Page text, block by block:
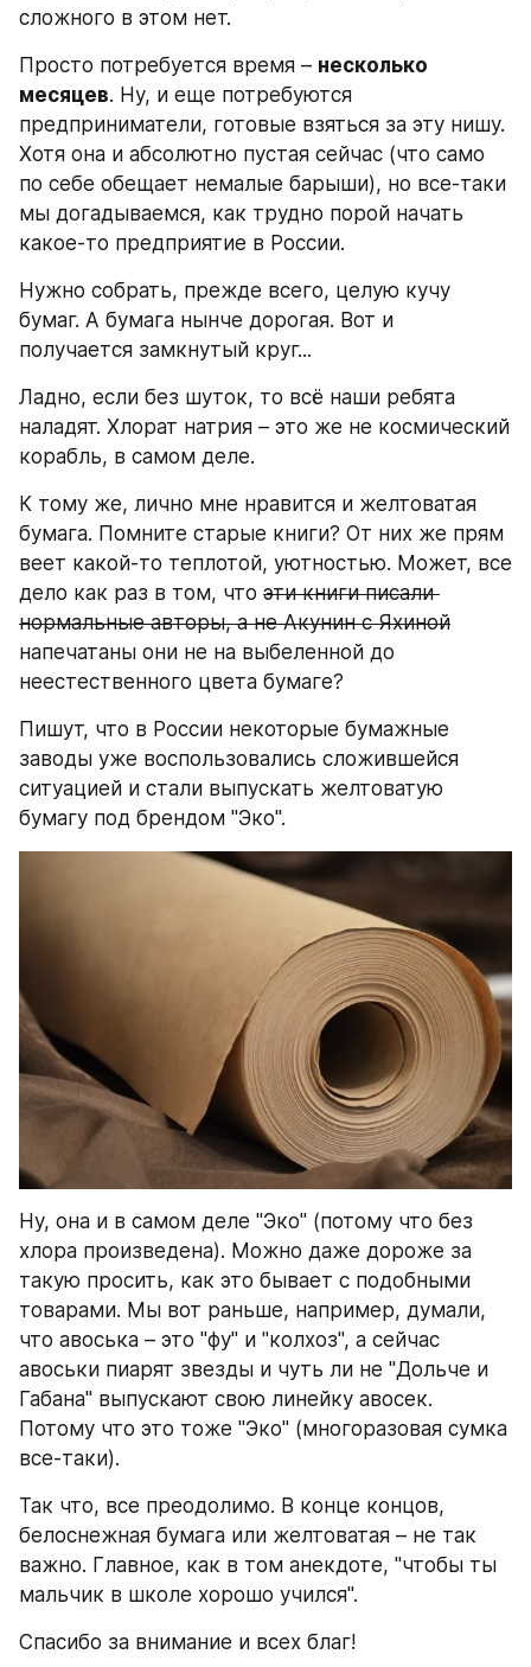
сложного в этом нет.
Просто потребуется время – несколько
месяцев. Ну, и еще потребуются
предприниматели, готовые взяться за эту нишу.
Хотя она и абсолютно пустая сейчас (что само
по себе обещает немалые барыши), но все-таки
мы догадываемся, как трудно порой начать
какое-то предприятие в России.
Нужно собрать, прежде всего, целую кучу
бумаг. А бумага нынче дорогая. Вот и
получается замкнутый круг...
Ладно, если без шуток, то всё наши ребята
наладят. Хлорат натрия – это же не космический
корабль, в самом деле.
К тому же, лично мне нравится и желтоватая
бумага. Помните старые книги? От них же прям
веет какой-то теплотой, уютностью. Может, все
дело как раз в том, что эти книги писали
нормальные авторы, а не Акунин с Яхиной
напечатаны они не на выбеленной до
неестественного цвета бумаге?
Пишут, что в России некоторые бумажные
заводы уже воспользовались сложившейся
ситуацией и стали выпускать желтоватую
бумагу под брендом "Эко".
Ну, она и в самом деле "Эко" (потому что без
хлора произведена). Можно даже дороже за
такую просить, как это бывает с подобными
товарами. Мы вот раньше, например, думали,
что авоська – это "фу" и "колхоз", а сейчас
авоськи пиарят звезды и чуть ли не "Дольче и
Габана" выпускают свою линейку авосек.
Потому что это тоже "Эко" (многоразовая сумка
все-таки).
Так что, все преодолимо. В конце концов,
белоснежная бумага или желтоватая – не так
важно. Главное, как в том анекдоте, "чтобы ты
мальчик в школе хорошо учился".
Спасибо за внимание и всех благ!